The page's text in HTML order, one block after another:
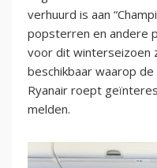
verhuurd is aan
popsterren en andere
voor dit winterseizoen
beschikbaar waarop
Ryanair roept
melden.